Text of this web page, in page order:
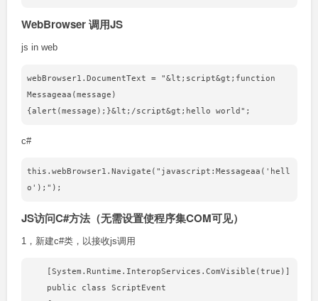
WebBrowser 调用JS
js in web
webBrowser1.DocumentText = "&lt;script&gt;function
Messageaa(message)
c#
this.webBrowser1.Navigate("javascript:Messageaa('hell
JS访问C#方法（无需设置使程序集COM可见）
1，新建c#类，以接收js调用